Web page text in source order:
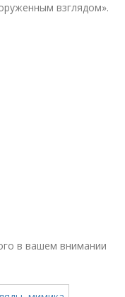
взглядом».
в вашем внимании